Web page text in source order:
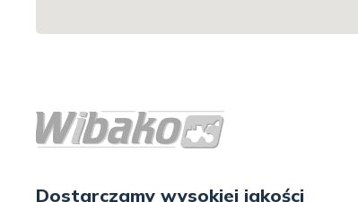
Dostarczamy wysokiej jakości